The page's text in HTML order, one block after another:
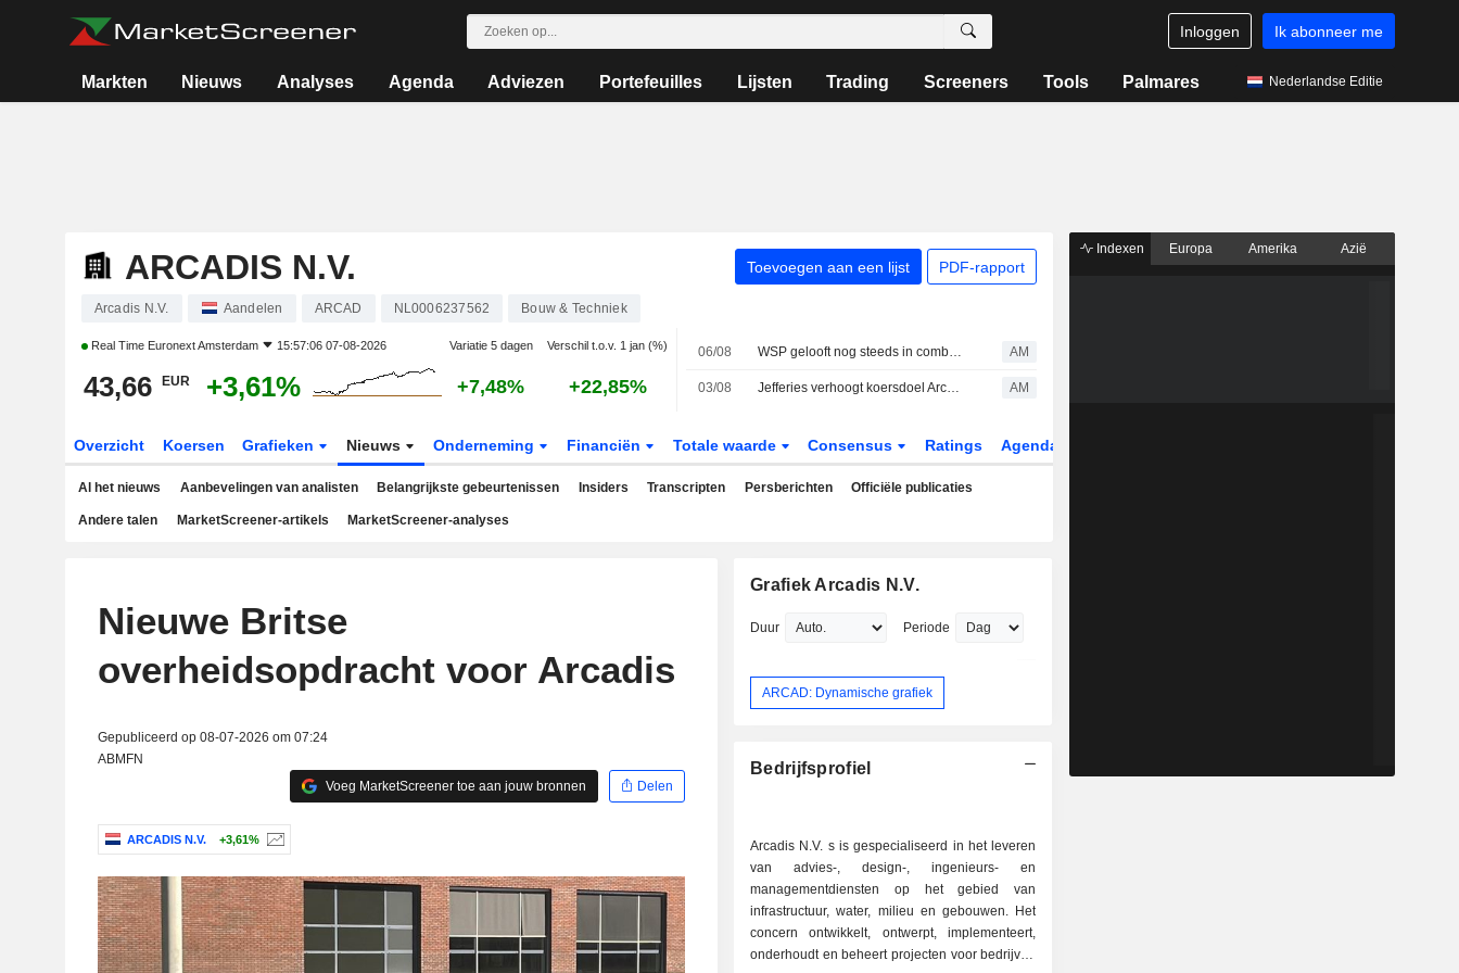
Inloggen Ik abonneer me
Markten Nieuws Analyses Agenda Adviezen Portefeuilles Lijsten Trading Screeners Tools Palmares Nederlandse Editie
ARCADIS N.V. Toevoegen aan een lijst PDF-rapport
Arcadis N.V. Aandelen ARCAD NL0006237562 Bouw & Techniek
Real Time Euronext Amsterdam 15:57:06 07-08-2026 Variatie 5 dagen Verschil t.o.v. 1 jan (%)
43,66 EUR +3,61% +7,48% +22,85%
06/08 WSP gelooft nog steeds in combinatie met Arcadis AM
03/08 Jefferies verhoogt koersdoel Arcadis AM
Overzicht Koersen Grafieken Nieuws Onderneming Financiën Totale waarde Consensus Ratings Agenda
Al het nieuws Aanbevelingen van analisten Belangrijkste gebeurtenissen Insiders Transcripten Persberichten Officiële publicaties
Andere talen MarketScreener-artikels MarketScreener-analyses
Nieuwe Britse
overheidsopdracht voor Arcadis
Gepubliceerd op 08-07-2026 om 07:24
ABMFN
Voeg MarketScreener toe aan jouw bronnen
Delen
ARCADIS N.V. +3,61%
Grafiek Arcadis N.V.
Duur Periode
ARCAD: Dynamische grafiek
Bedrijfsprofiel
Arcadis N.V. s is gespecialiseerd in het leveren
van advies-, design-, ingenieurs- en
managementdiensten op het gebied van
infrastructuur, water, milieu en gebouwen. Het
concern ontwikkelt, ontwerpt, implementeert,
onderhoudt en beheert projecten voor bedrijven
Indexen Europa Amerika Azië